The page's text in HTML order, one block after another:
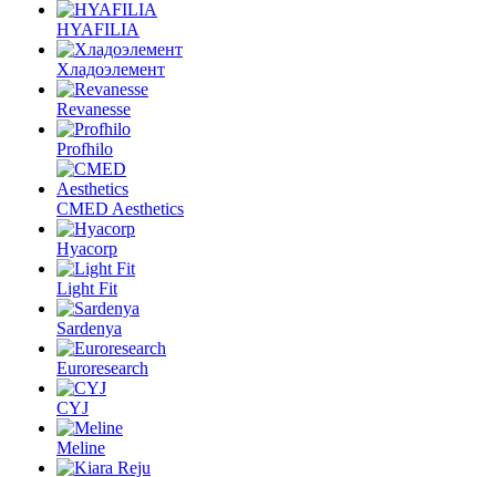
HYAFILIA
Хладоэлемент
Revanesse
Profhilo
CMED Aesthetics
Hyacorp
Light Fit
Sardenya
Euroresearch
CYJ
Meline